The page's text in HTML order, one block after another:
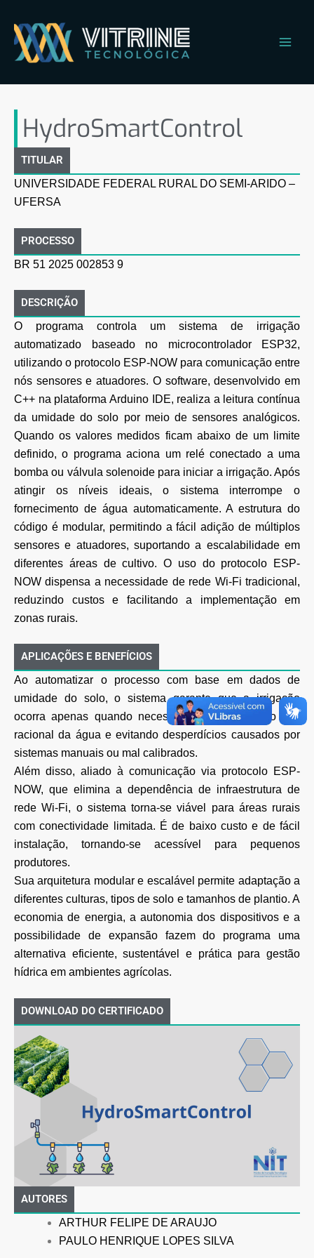
para
conteúdo
HydroSmartControl
TITULAR
UNIVERSIDADE FEDERAL RURAL DO SEMI-ARIDO –
UFERSA
PROCESSO
BR 51 2025 002853 9
DESCRIÇÃO
O programa controla um sistema de irrigação
automatizado baseado no microcontrolador ESP32,
utilizando o protocolo ESP-NOW para comunicação entre
nós sensores e atuadores. O software, desenvolvido em
C++ na plataforma Arduino IDE, realiza a leitura contínua
da umidade do solo por meio de sensores analógicos.
Quando os valores medidos ficam abaixo de um limite
definido, o programa aciona um relé conectado a uma
bomba ou válvula solenoide para iniciar a irrigação. Após
atingir os níveis ideais, o sistema interrompe o
fornecimento de água automaticamente. A estrutura do
código é modular, permitindo a fácil adição de múltiplos
sensores e atuadores, suportando a escalabilidade em
diferentes áreas de cultivo. O uso do protocolo ESP-
NOW dispensa a necessidade de rede Wi-Fi tradicional,
reduzindo custos e facilitando a implementação em
zonas rurais.
APLICAÇÕES E BENEFÍCIOS
Ao automatizar o processo com base em dados de
umidade do solo, o sistema garante que a irrigação
ocorra apenas quando necessário, promovendo o uso
racional da água e evitando desperdícios causados por
sistemas manuais ou mal calibrados.
Além disso, aliado à comunicação via protocolo ESP-
NOW, que elimina a dependência de infraestrutura de
rede Wi-Fi, o sistema torna-se viável para áreas rurais
com conectividade limitada. É de baixo custo e de fácil
instalação, tornando-se acessível para pequenos
produtores.
Sua arquitetura modular e escalável permite adaptação a
diferentes culturas, tipos de solo e tamanhos de plantio. A
economia de energia, a autonomia dos dispositivos e a
possibilidade de expansão fazem do programa uma
alternativa eficiente, sustentável e prática para gestão
hídrica em ambientes agrícolas.
DOWNLOAD DO CERTIFICADO
AUTORES
ARTHUR FELIPE DE ARAUJO
PAULO HENRIQUE LOPES SILVA